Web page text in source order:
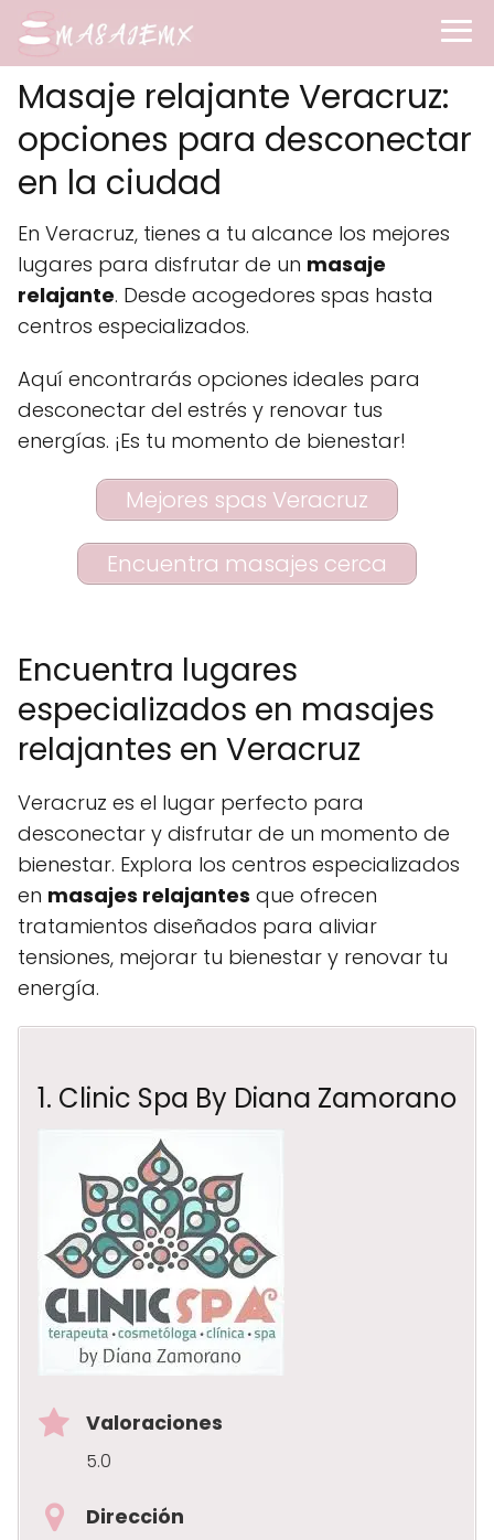
Masaje relajante Veracruz:
opciones para desconectar
en la ciudad
En Veracruz, tienes a tu alcance los mejores
lugares para disfrutar de un masaje
relajante. Desde acogedores spas hasta
centros especializados.
Aquí encontrarás opciones ideales para
desconectar del estrés y renovar tus
energías. ¡Es tu momento de bienestar!
Mejores spas Veracruz
Encuentra masajes cerca
Encuentra lugares
especializados en masajes
relajantes en Veracruz
Veracruz es el lugar perfecto para
desconectar y disfrutar de un momento de
bienestar. Explora los centros especializados
en masajes relajantes que ofrecen
tratamientos diseñados para aliviar
tensiones, mejorar tu bienestar y renovar tu
energía.
1. Clinic Spa By Diana Zamorano
Valoraciones
5.0
Dirección